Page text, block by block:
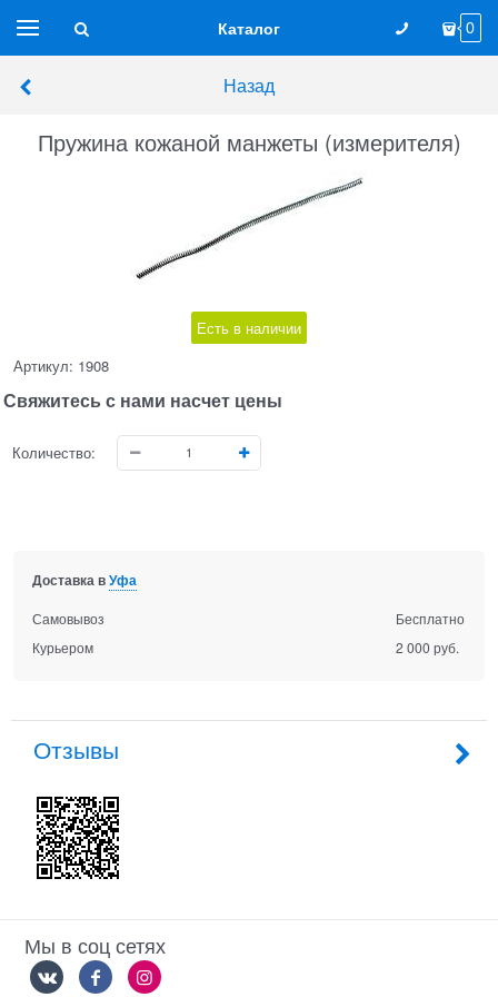
Каталог 0
Назад
Пружина кожаной манжеты (измерителя)
Есть в наличии
Артикул: 1908
Свяжитесь с нами насчет цены
Количество:
Доставка вУфа
Самовывоз
Бесплатно
Курьером
2 000 руб.
Отзывы
Мы в соц сетях